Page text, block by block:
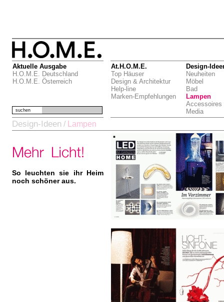
Aktuelle Ausgabe
H.O.M.E. Deutschland
H.O.M.E. Österreich
At.H.O.M.E.
Top Häuser
Design & Architektur
Help-line
Marken-Empfehlungen
Design-
Neuheiten
Möbel
Bad
Lampen
Accessoires
Media
suchen
Design-Ideen / Lampen
So leuchten sie ihr Heim
noch schöner aus.